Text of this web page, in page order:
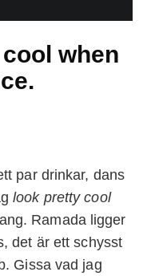
when
par drinkar, dans
look pretty cool
Ramada ligger
det är ett schysst
Gissa vad jag